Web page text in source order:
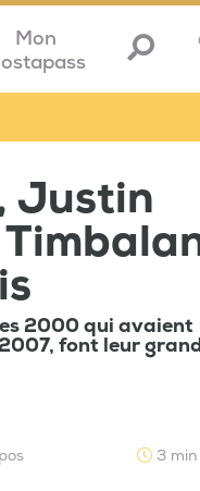
Mon
Justin
2000 qui avaient
font leur
3